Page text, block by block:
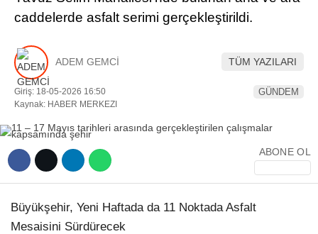
Instagram
caddelerde asfalt serimi gerçekleştirildi.
ADEM GEMCİ TÜM YAZILARI
Giriş: 18-05-2026 16:50
Kaynak: HABER MERKEZI
GÜNDEM
ABONE OL
Büyükşehir, Yeni Haftada da 11 Noktada Asfalt
Mesaisini Sürdürecek